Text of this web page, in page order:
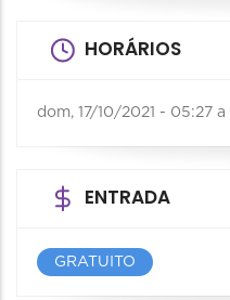
HORÁRIOS
dom, 17/10/2021 - 05:27 a
ENTRADA
GRATUITO